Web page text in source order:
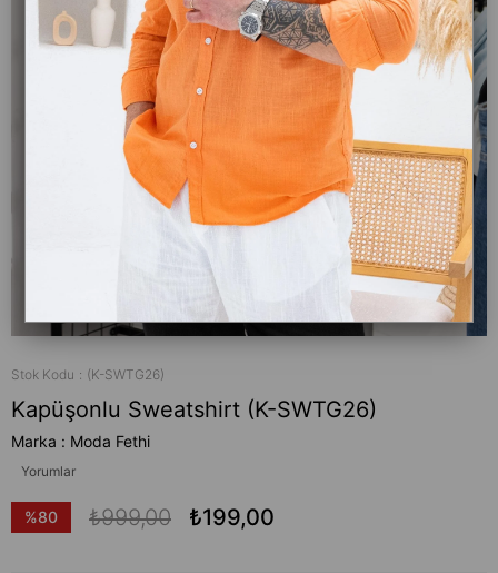
Stok Kodu (K-SWTG26)
Kapüşonlu Sweatshirt (K-SWTG26)
Marka : Moda Fethi
Yorumlar
%80
₺999,00 ₺199,00